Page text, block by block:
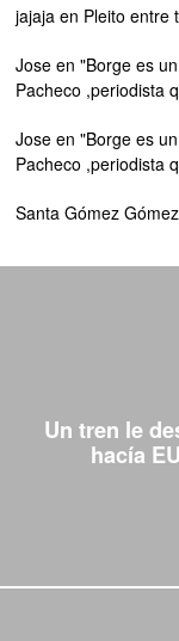
jajaja en Pleito entre
Jose en"Borge es
Pacheco ,periodista
Jose en"Borge es
Pacheco ,periodista
Santa Gómez Gómez
Un tren le
hacía